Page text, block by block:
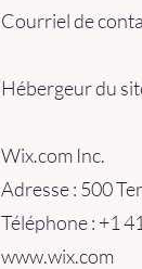
Courriel de
Hébergeur du
Wix.com Inc.
Adresse : 500
Téléphone : +1
www.wix.com